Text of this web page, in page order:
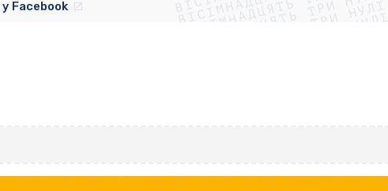
ВІСІМНАДЦЯТЬ ТРИ НУЛІ
ВІСІМНАДЦЯТЬ ТРИ НУЛІ
ВІСІМНАДЦЯТЬ ТРИ НУЛІ
Facebook